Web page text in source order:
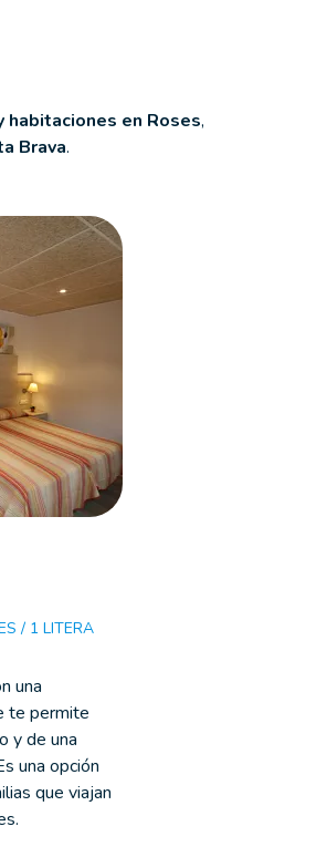
habitaciones en Roses,
Brava.
/ 1 LITERA
una
te permite
y de una
una opción
que viajan